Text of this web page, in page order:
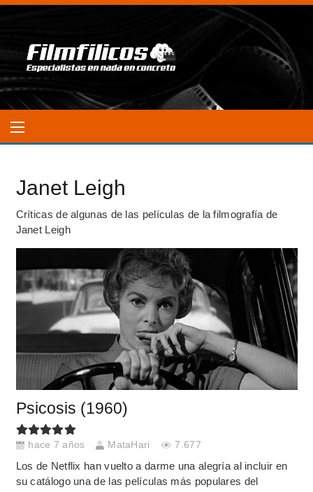
Janet Leigh
Críticas de algunas de las películas de la filmografía de
Janet Leigh
Psicosis (1960)
hace 7 años MataHari 7.677
Los de Netflix han vuelto a darme una alegría al incluir en
su catálogo una de las películas más populares del